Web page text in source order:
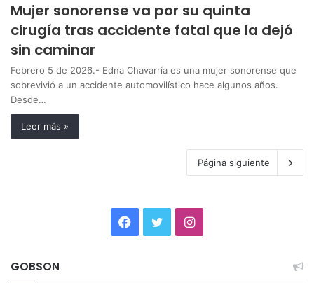
Mujer sonorense va por su quinta
cirugía tras accidente fatal que la dejó
sin caminar
Febrero 5 de 2026.- Edna Chavarría es una mujer sonorense que
sobrevivió a un accidente automovilístico hace algunos años.
Desde…
Leer más »
Página siguiente
Facebook
TwitterInstagram
GOBSON